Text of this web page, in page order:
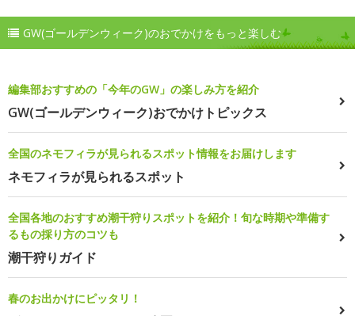
GW(ゴールデンウィーク)のおでかけをもっと楽しむ
編集部おすすめの「今年のGW」の楽しみ方を紹介
GW(ゴールデンウィーク)おでかけトピックス
全国のネモフィラが見られるスポット情報をお届けします
ネモフィラが見られるスポット
全国各地のおすすめ潮干狩りスポットを紹介！旬な時期や準備す
るもの採り方のコツも
潮干狩りガイド
春のお出かけにピッタリ！